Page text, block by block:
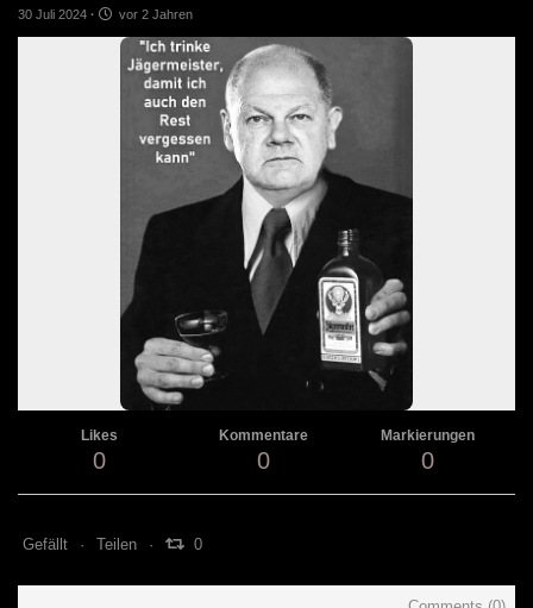
30 Juli 2024 · vor 2 Jahren
Likes
0
Kommentare
0
Markierungen
0
Gefällt Teilen 0